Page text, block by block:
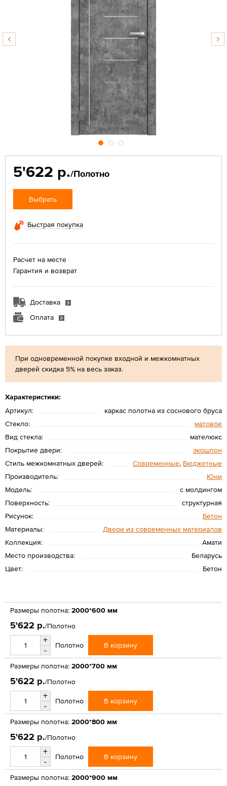
При одновременной покупке входной и межкомнатных
дверей скидка 5% на весь заказ.
Характеристики:
Артикул:
каркас полотна из соснового бруса
Стекло:
матовое
Вид стекла:
мателюкс
Покрытие двери:
экошпон
Стиль межкомнатных дверей:
Современные, Бюджетные
Производитель:
Юни
Модель:
с молдингом
Поверхность:
структурная
Рисунок:
Бетон
Материалы:
Двери из современных материалов
Коллекция:
Амати
Место производства:
Беларусь
Цвет:
Бетон
5'622 р./Полотно
Выбрать
Быстрая покупка
Расчет на месте
Гарантия и возврат
Доставка
Оплата
Размеры полотна: 2000*600 мм
5'622 р./Полотно
+
-
Полотно В корзину
Размеры полотна: 2000*700 мм
5'622 р./Полотно
+
-
Полотно В корзину
Размеры полотна: 2000*800 мм
5'622 р./Полотно
+
-
Полотно В корзину
Размеры полотна: 2000*900 мм